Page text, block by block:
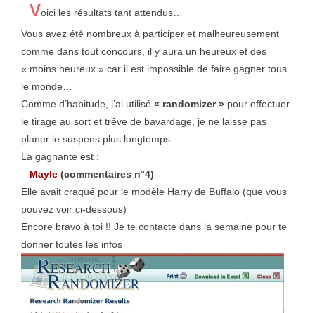
Voici les résultats tant attendus…
Vous avez été nombreux à participer et malheureusement
comme dans tout concours, il y aura un heureux et des
« moins heureux » car il est impossible de faire gagner tous
le monde…
Comme d’habitude, j’ai utilisé « randomizer » pour effectuer
le tirage au sort et trêve de bavardage, je ne laisse pas
planer le suspens plus longtemps ….
La gagnante est :
– Mayle (commentaires n°4)
Elle avait craqué pour le modèle Harry de Buffalo (que vous
pouvez voir ci-dessous)
Encore bravo à toi !! Je te contacte dans la semaine pour te
donner toutes les infos